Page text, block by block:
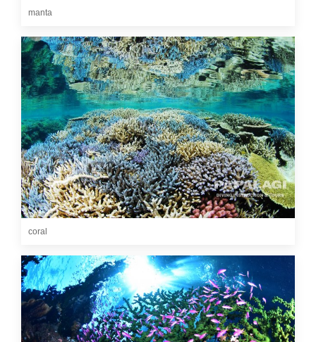
manta
coral